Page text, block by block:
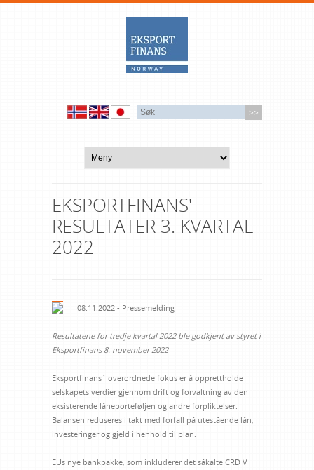
EKSPORTFINANS'
RESULTATER 3. KVARTAL
2022
08.11.2022 - Pressemelding
Resultatene for tredje kvartal 2022 ble godkjent av styret i
Eksportfinans 8. november 2022
Eksportfinans´ overordnede fokus er å opprettholde
selskapets verdier gjennom drift og forvaltning av den
eksisterende låneporteføljen og andre forpliktelser.
Balansen reduseres i takt med forfall på utestående lån,
investeringer og gjeld i henhold til plan.
EUs nye bankpakke, som inkluderer det såkalte CRD V